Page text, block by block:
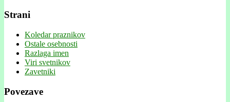
Strani
Koledar praznikov
Ostale osebnosti
Razlaga imen
Viri svetnikov
Zavetniki
Povezave